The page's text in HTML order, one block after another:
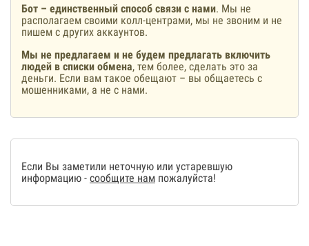
Бот – единственный способ связи с нами. Мы не
располагаем своими колл-центрами, мы не звоним и не
пишем с других аккаунтов.
Мы не предлагаем и не будем предлагать включить
людей в списки обмена, тем более, сделать это за
деньги. Если вам такое обещают – вы общаетесь с
мошенниками, а не с нами.
Если Вы заметили неточную или устаревшую
информацию - сообщите нам пожалуйста!